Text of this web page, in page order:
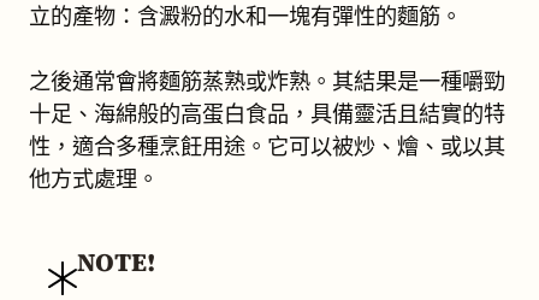
立的產物：含澱粉的水和一塊有彈性的麵筋。
之後通常會將麵筋蒸熟或炸熟。其結果是一種嚼勁
十足、海綿般的高蛋白食品，具備靈活且結實的特
性，適合多種烹飪用途。它可以被炒、燴、或以其
他方式處理。
NOTE!